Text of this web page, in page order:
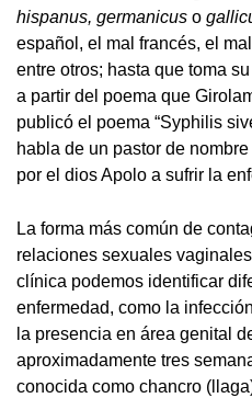
hispanus, germanicus o
español, el mal francés, el
entre otros; hasta que toma
a partir del poema que
publicó el poema “Syphilis
habla de un pastor de
por el dios Apolo a sufrir la
La forma más común de
relaciones sexuales
clínica podemos identificar
enfermedad, como la
la presencia en área genital
aproximadamente tres
conocida como chancro